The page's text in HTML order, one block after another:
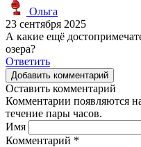
Ольга
23 сентября 2025
А какие ещё
озера?
Ответить
Добавить комментарий
Оставить комментарий
Комментарии появляются
течение пары часов.
Имя
Комментарий *